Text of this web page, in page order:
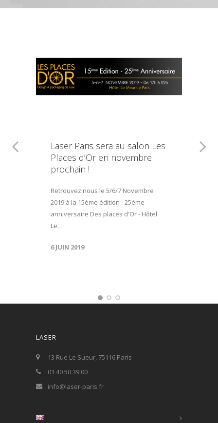
Laser Paris sera au salon Les
Places d’Or en novembre
prochain !
Retrouvez nous le 5/6/7 Novembre
2019 à la 15ème édition - 25ème
anniversaire Des places d'Or - Hôtel
Le…
6 JUIN 2019
LASER
13 Rue Le Sueur, 75116 Paris
01 40 50 39 00
info@laser-paris.fr